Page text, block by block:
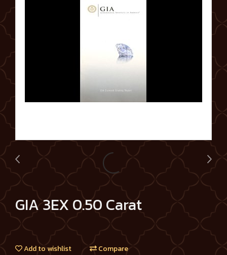
GIA 3EX 0.50 Carat
Add to wishlist Compare